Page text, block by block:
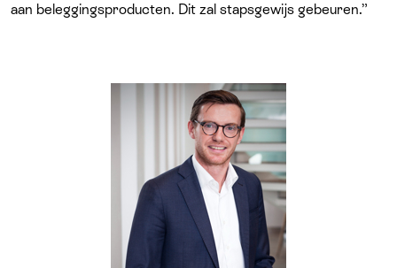
aan beleggingsproducten. Dit zal stapsgewijs gebeuren.”